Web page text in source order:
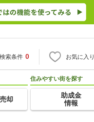
索条件 0 お気に入り
売却
住みやすい街を探す
助成金
情報